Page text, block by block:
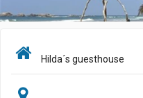
Hilda´s guesthouse